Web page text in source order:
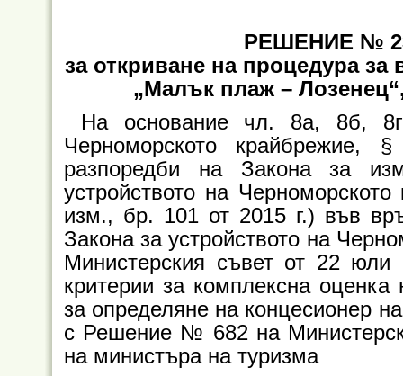
РЕШЕНИЕ №
за откриване на процедура за
„Малък плаж –
На основание чл. 8а, 8б,
Черноморското крайбрежие,
разпоредби на Закона за
устройството на
изм., бр. 101 от 2015 г.) във
Закона за устройството на
Министерския съвет от 22
критерии за комплексна
за определяне на концесионер
с Решение № 682 на
на министъра на туризма